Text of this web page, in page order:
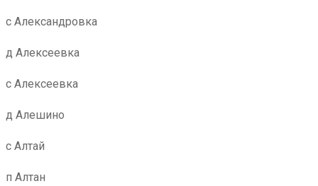
с Александровка
д Алексеевка
с Алексеевка
д Алешино
с Алтай
п Алтан